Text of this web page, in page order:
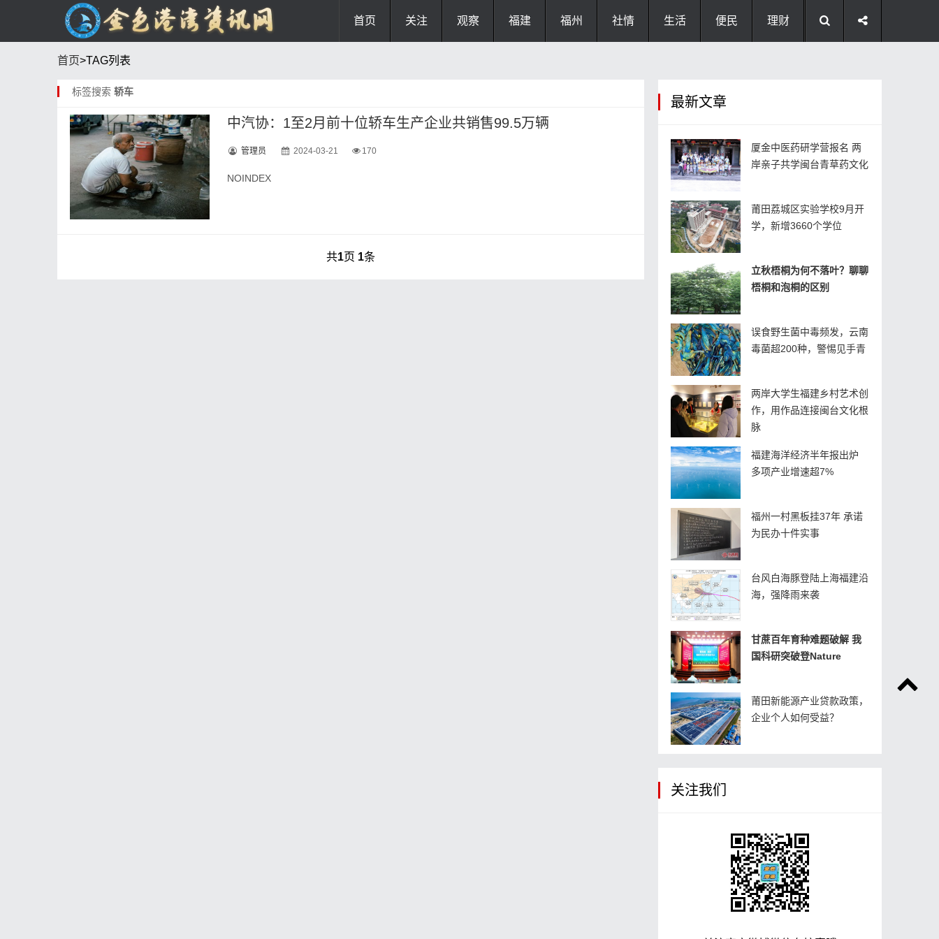
首页 关注 观察 福建 福州 社情 生活 便民 理财
首页>TAG列表
标签搜索 轿车
中汽协：1至2月前十位轿车生产企业共销售99.5万辆
管理员 2024-03-21 170
NOINDEX
共1页 1条
最新文章
厦金中医药研学营报名 两
岸亲子共学闽台青草药文化
莆田荔城区实验学校9月开
学，新增3660个学位
立秋梧桐为何不落叶？聊聊
梧桐和泡桐的区别
误食野生菌中毒频发，云南
毒菌超200种，警惕见手青
两岸大学生福建乡村艺术创
作，用作品连接闽台文化根
脉
福建海洋经济半年报出炉
多项产业增速超7%
福州一村黑板挂37年 承诺
为民办十件实事
台风白海豚登陆上海福建沿
海，强降雨来袭
甘蔗百年育种难题破解 我
国科研突破登Nature
莆田新能源产业贷款政策，
企业个人如何受益？
关注我们